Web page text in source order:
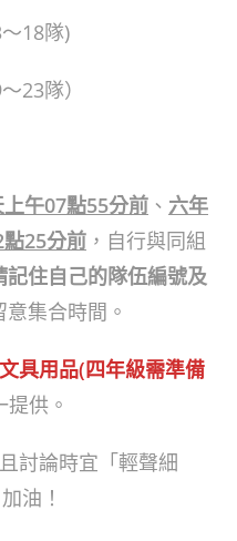
18隊)
23隊）
上午07點55分前 、 六年
25分前 ，自行與同組
記住自己的隊伍編號及
意集合時間。
具用品(四年級需準備
供。
討論時宜「輕聲細
油！